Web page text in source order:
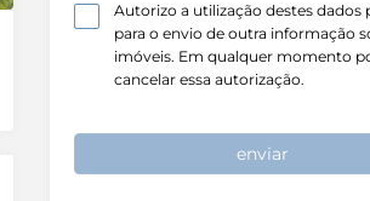
Autorizo a utilização destes dados
para o envio de outra informação
imóveis. Em qualquer momento
cancelar essa autorização.
enviar